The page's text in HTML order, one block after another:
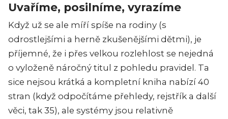
Uvaříme, posilníme, vyrazíme
Když už se ale míří spíše na rodiny (s
odrostlejšími a herně zkušenějšími dětmi), je
příjemné, že i přes velkou rozlehlost se nejedná
o vyloženě náročný titul z pohledu pravidel. Ta
sice nejsou krátká a kompletní kniha nabízí 40
stran (když odpočítáme přehledy, rejstřík a další
věci, tak 35), ale systémy jsou relativně